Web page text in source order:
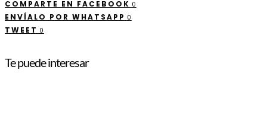
COMPARTE EN FACEBOOK 0
ENVÍALO POR WHATSAPP 0
TWEET 0
Te puede interesar